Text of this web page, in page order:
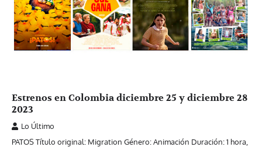
Estrenos en Colombia diciembre 25 y diciembre 28
2023
Lo Último
PATOS Título original: Migration Género: Animación Duración: 1 hora,